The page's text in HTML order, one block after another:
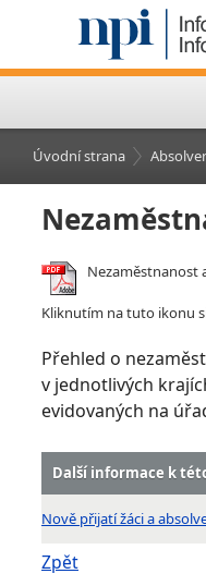
Úvodní strana
Nezaměstnanost
Kliknutím na tuto ikonu
Přehled o
v jednotlivých
evidovaných na
Další informace k
Nově přijatí žáci a
Zpět